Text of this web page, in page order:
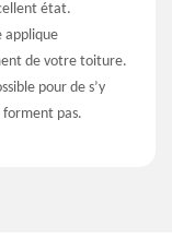
état.
applique
de votre toiture.
pour de s’y
forment pas.